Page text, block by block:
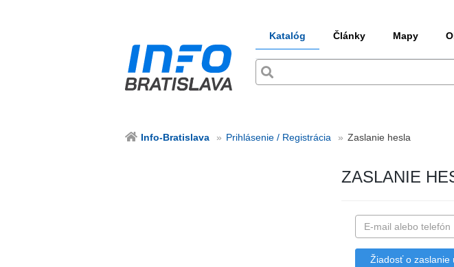
Katalóg Články Mapy
Info-Bratislava Prihlásenie / Registrácia Zaslanie hesla
ZASLANIE